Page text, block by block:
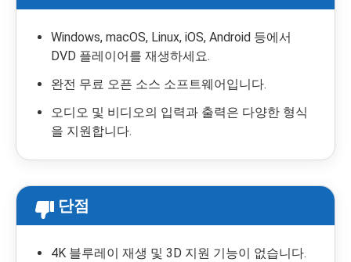
Windows, macOS, Linux, iOS, Android 등에서
DVD 플레이어를 재생하세요.
완전 무료 오픈 소스 소프트웨어입니다.
오디오 및 비디오의 입력과 출력은 다양한 형식
을 지원합니다.
단점
4K 블루레이 재생 및 3D 지원 기능이 없습니다.